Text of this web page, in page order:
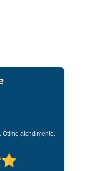
muito bem os